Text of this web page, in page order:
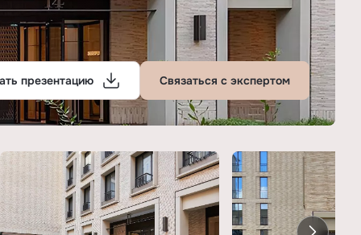
презентацию Связаться с экспертом